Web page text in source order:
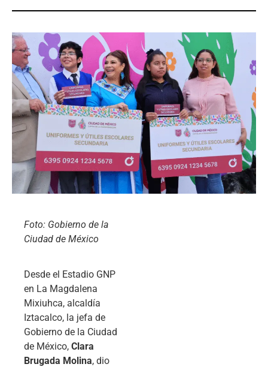
Foto: Gobierno de la
Ciudad de México
Desde el Estadio GNP
en La Magdalena
Mixiuhca, alcaldía
Iztacalco, la jefa de
Gobierno de la Ciudad
de México, Clara
Brugada Molina, dio